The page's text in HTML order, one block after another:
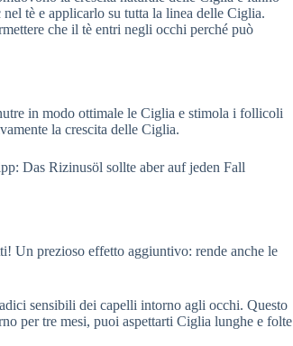
tè e applicarlo su tutta la linea delle Ciglia.
che il tè entri negli occhi perché può
in modo ottimale le Ciglia e stimola i follicoli
la crescita delle Ciglia.
Das Rizinusöl sollte aber auf jeden Fall
Un prezioso effetto aggiuntivo: rende anche le
sensibili dei capelli intorno agli occhi. Questo
per tre mesi, puoi aspettarti Ciglia lunghe e folte